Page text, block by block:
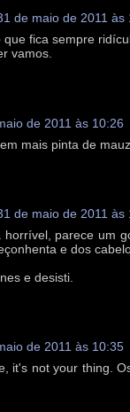
de maio de 2011 às
fica sempre
vamos.
de 2011 às 10:26
mais pinta de
de maio de 2011 às
parece um
e dos
e desisti.
de 2011 às 10:35
it's not your thing.